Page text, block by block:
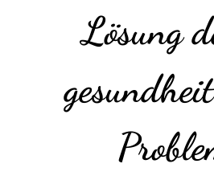
Lösung